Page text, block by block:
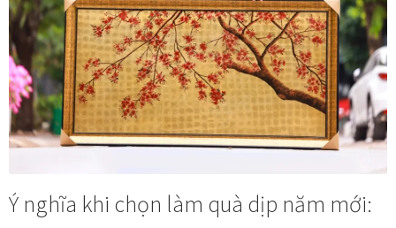
Quà Tết Doanh nghiệp 2026
Quy định khu vực giao hàng
Sản phẩm mới
test
Ý nghĩa khi chọn làm quà dịp năm mới: